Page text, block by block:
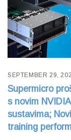
SEPTEMBER 29,
Supermicro
s novim
sustavima;
training